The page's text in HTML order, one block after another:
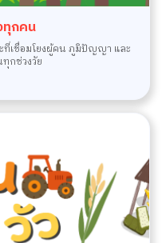
ทุกคน
เชื่อมโยงผู้คน ภูมิปัญญา และ
กช่วงวัย